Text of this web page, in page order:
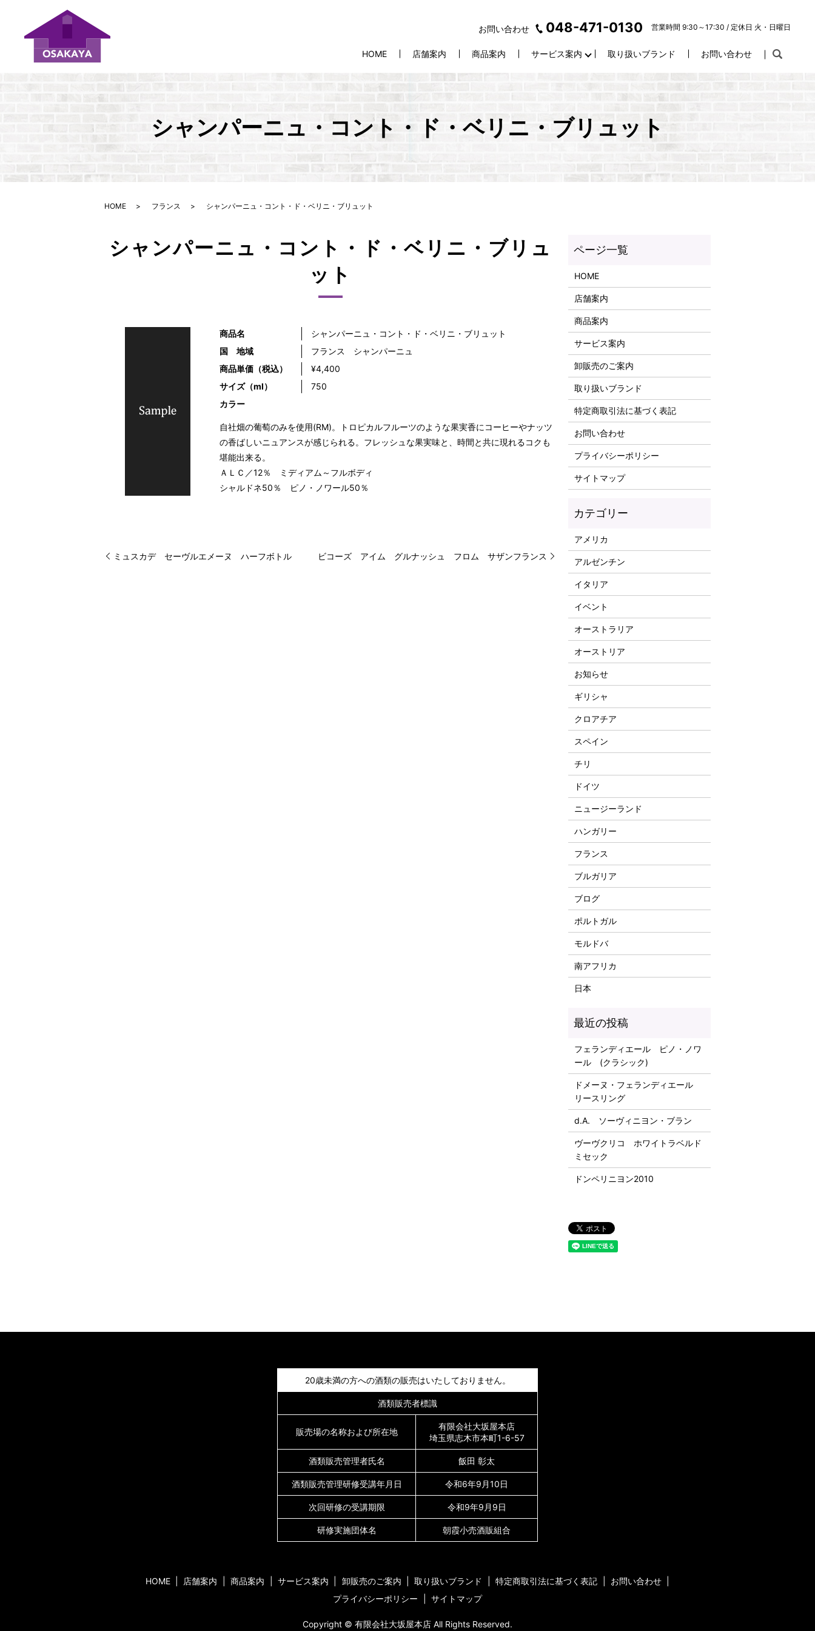
お問い合わせ 048-471-0130 営業時間 9:30～17:30 / 定休日 火・日曜日
HOME 店舗案内 商品案内 サービス案内 取り扱いブランド お問い合わせ
シャンパーニュ・コント・ド・ベリニ・ブリュット
HOME フランス シャンパーニュ・コント・ド・ベリニ・ブリュット
シャンパーニュ・コント・ド・ベリニ・ブリュ
ット
商品名
シャンパーニュ・コント・ド・ベリニ・ブリュット
国 地域
フランス シャンパーニュ
商品単価（税込）
¥4,400
サイズ（ml）
750
カラー
自社畑の葡萄のみを使用(RM)。トロピカルフルーツのような果実香にコーヒーやナッツ
の香ばしいニュアンスが感じられる。フレッシュな果実味と、時間と共に現れるコクも
堪能出来る。
ＡＬＣ／12％ ミディアム～フルボディ
シャルドネ50％ ピノ・ノワール50％
ミュスカデ セーヴルエメーヌ ハーフボトル ビコーズ アイム グルナッシュ フロム サザンフランス
HOME
店舗案内
商品案内
サービス案内
卸販売のご案内
取り扱いブランド
特定商取引法に基づく表記
お問い合わせ
プライバシーポリシー
サイトマップ
アメリカ
アルゼンチン
イタリア
イベント
オーストラリア
オーストリア
お知らせ
ギリシャ
クロアチア
スペイン
チリ
ドイツ
ニュージーランド
ハンガリー
フランス
ブルガリア
ブログ
ポルトガル
モルドバ
南アフリカ
日本
フェランディエール ピノ・ノワ
ール (クラシック)
ドメーヌ・フェランディエール
リースリング
d.A. ソーヴィニヨン・ブラン
ヴーヴクリコ ホワイトラベルド
ミセック
ドンペリニヨン2010
20歳未満の方への酒類の販売はいたしておりません。
酒類販売者標識
販売場の名称および所在地
有限会社大坂屋本店
埼玉県志木市本町1-6-57
酒類販売管理者氏名 飯田 彰太
酒類販売管理研修受講年月日 令和6年9月10日
次回研修の受講期限 令和9年9月9日
研修実施団体名 朝霞小売酒販組合
HOME 店舗案内 商品案内 サービス案内 卸販売のご案内 取り扱いブランド 特定商取引法に基づく表記
お問い合わせ
プライバシーポリシー
サイトマップ
Copyright © 有限会社大坂屋本店 All Rights Reserved.